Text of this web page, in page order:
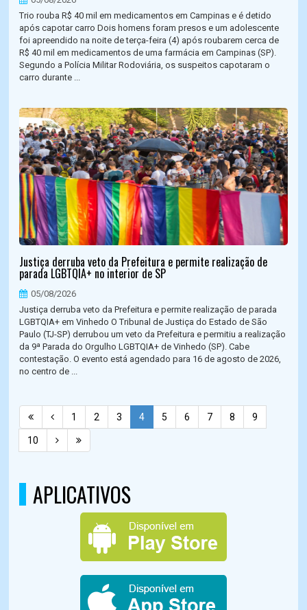
Trio rouba R$ 40 mil em medicamentos em Campinas e é detido
após capotar carro Dois homens foram presos e um adolescente
foi apreendido na noite de terça-feira (4) após roubarem cerca de
R$ 40 mil em medicamentos de uma farmácia em Campinas (SP).
Segundo a Polícia Militar Rodoviária, os suspeitos capotaram o
carro durante ...
Justiça derruba veto da Prefeitura e permite realização de
parada LGBTQIA+ no interior de SP
05/08/2026
Justiça derruba veto da Prefeitura e permite realização de parada
LGBTQIA+ em Vinhedo O Tribunal de Justiça do Estado de São
Paulo (TJ-SP) derrubou um veto da Prefeitura e permitiu a realização
da 9ª Parada do Orgulho LGBTQIA+ de Vinhedo (SP). Cabe
contestação. O evento está agendado para 16 de agosto de 2026,
no centro de ...
1 2 3 4 5 6 7 8 9
10
APLICATIVOS